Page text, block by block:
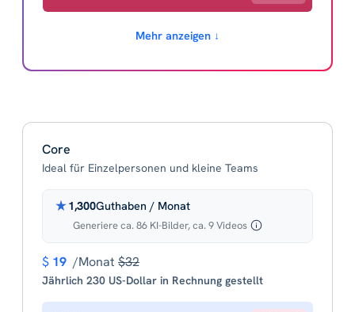
Mehr anzeigen ↓
Core
Ideal für Einzelpersonen und kleine Teams
1,300Guthaben / Monat
Generiere ca. 86 KI-Bilder, ca. 9 Videos
$ 19 /Monat $32
Jährlich 230 US-Dollar in Rechnung gestellt